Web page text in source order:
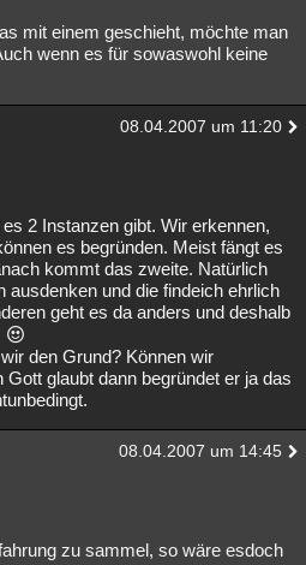
mit einem geschieht, möchte man
wenn es für sowaswohl keine
08.04.2007 um 11:20
2 Instanzen gibt. Wir erkennen,
es begründen. Meist fängt es
kommt das zweite. Natürlich
ausdenken und die findeich ehrlich
geht es da anders und deshalb
den Grund? Können wir
glaubt dann begründet er ja das
08.04.2007 um 14:45
zu sammel, so wäre esdoch